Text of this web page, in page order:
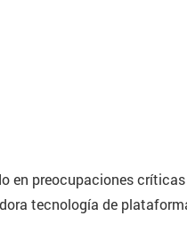
en preocupaciones
tecnología de